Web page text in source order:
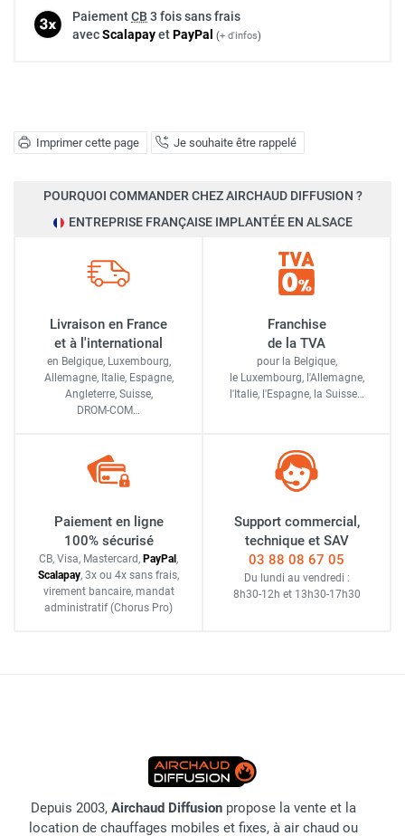
Imprimer cette page Je souhaite être rappelé
PaiementCB 3 fois sans frais
avecScalapayetPayPal (+ d'infos)
POURQUOI COMMANDER CHEZ AIRCHAUD DIFFUSION ?
ENTREPRISE FRANÇAISE IMPLANTÉE EN ALSACE
Livraison en France
et à l'international
en Belgique, Luxembourg,
Allemagne, Italie, Espagne,
Angleterre, Suisse,
DROM-COM…
Franchise
de la TVA
pour la Belgique,
le Luxembourg, l'Allemagne,
l'Italie, l'Espagne, la Suisse…
Paiement en ligne
100% sécurisé
CB, Visa, Mastercard, PayPal ,
Scalapay, 3x ou 4x sans frais,
virement bancaire, mandat
administratif (Chorus Pro)
Support commercial,
technique et SAV
03 88 08 67 05
Du lundi au vendredi :
8h30-12h et 13h30-17h30
Depuis 2003, Airchaud Diffusion propose la vente et la
location de chauffages mobiles et fixes, à air chaud ou